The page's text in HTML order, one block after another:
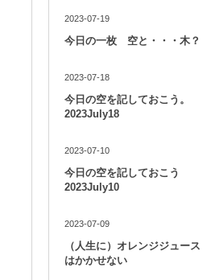
2023-07-19
今日の一枚 空と・・・木？
2023-07-18
今日の空を記しておこう。
2023July18
2023-07-10
今日の空を記しておこう
2023July10
2023-07-09
（人生に）オレンジジュース
はかかせない